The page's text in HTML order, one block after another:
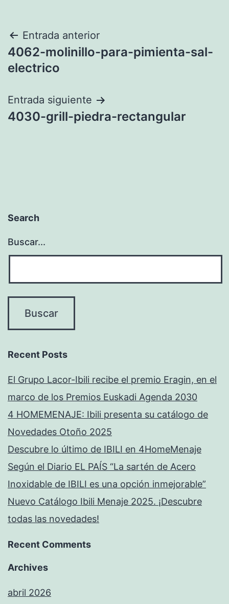
Navegación
de
Entrada anterior
4062-molinillo-para-pimienta-sal-
electrico
Entrada siguiente
4030-grill-piedra-rectangular
Search
Buscar...
Recent Posts
El Grupo Lacor-Ibili recibe el premio Eragin, en el
marco de los Premios Euskadi Agenda 2030
4 HOMEMENAJE: Ibili presenta su catálogo de
Novedades Otoño 2025
Descubre lo último de IBILI en 4HomeMenaje
Según el Diario EL PAÍS “La sartén de Acero
Inoxidable de IBILI es una opción inmejorable”
Nuevo Catálogo Ibili Menaje 2025. ¡Descubre
todas las novedades!
Recent Comments
Archives
abril 2026